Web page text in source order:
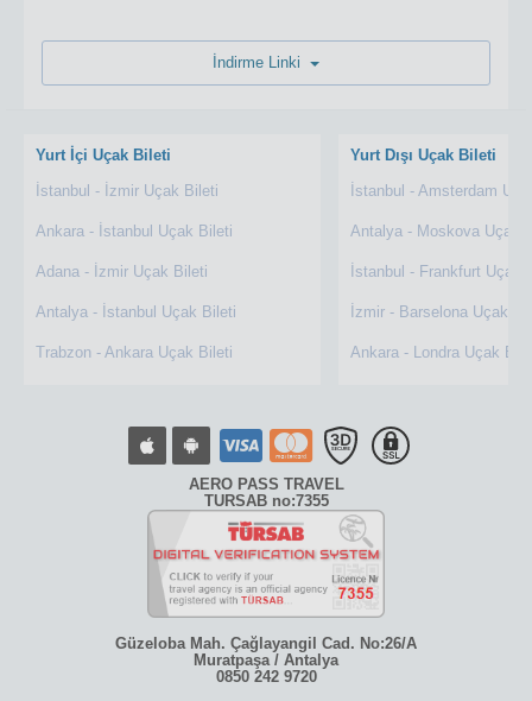
Yurt İçi Uçak Bileti
İstanbul - İzmir Uçak Bileti
Ankara - İstanbul Uçak Bileti
Adana - İzmir Uçak Bileti
Antalya - İstanbul Uçak Bileti
Trabzon - Ankara Uçak Bileti
Yurt Dışı Uçak Bileti
İstanbul - Amsterdam
Antalya - Moskova Uçak
İstanbul - Frankfurt Uçak
İzmir - Barselona Uçak
Ankara - Londra Uçak
AERO PASS TRAVEL
TURSAB no:7355
Güzeloba Mah. Çağlayangil Cad. No:26/A
Muratpaşa / Antalya
0850 242 9720